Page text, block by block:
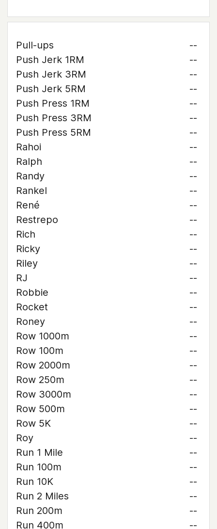
Pull-ups
--
Push Jerk 1RM
--
Push Jerk 3RM
--
Push Jerk 5RM
--
Push Press 1RM
--
Push Press 3RM
--
Push Press 5RM
--
Rahoi
--
Ralph
--
Randy
--
Rankel
--
René
--
Restrepo
--
Rich
--
Ricky
--
Riley
--
RJ
--
Robbie
--
Rocket
--
Roney
--
Row 1000m
--
Row 100m
--
Row 2000m
--
Row 250m
--
Row 3000m
--
Row 500m
--
Row 5K
--
Roy
--
Run 1 Mile
--
Run 100m
--
Run 10K
--
Run 2 Miles
--
Run 200m
--
Run 400m
--